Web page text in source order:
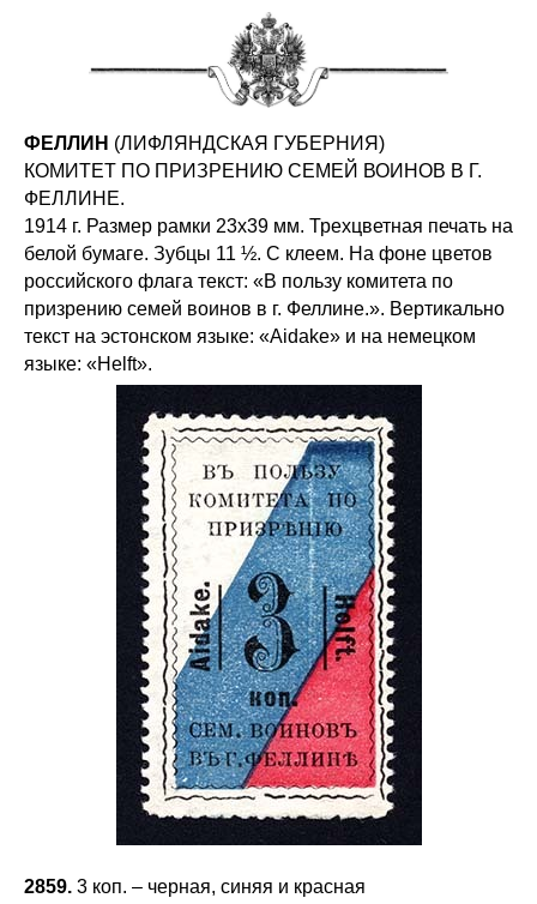
ФЕЛЛИН (ЛИФЛЯНДСКАЯ ГУБЕРНИЯ)
КОМИТЕТ ПО ПРИЗРЕНИЮ СЕМЕЙ ВОИНОВ В Г.
ФЕЛЛИНЕ.
1914 г. Размер рамки 23х39 мм. Трехцветная печать на
белой бумаге. Зубцы 11 ½. С клеем. На фоне цветов
российского флага текст: «В пользу комитета по
призрению семей воинов в г. Феллине.». Вертикально
текст на эстонском языке: «Aidake» и на немецком
языке: «Helft».
2859. 3 коп. – черная, синяя и красная